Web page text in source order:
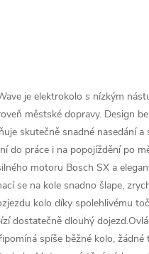
je elektrokolo s nízkým
městské dopravy. Design
skutečně snadné nasedání a
do práce i na popojíždění po
motoru Bosch SX a
se na kole snadno šlape,
kolo díky spolehlivému
dostatečně dlouhý
spíše běžné kolo, žádné